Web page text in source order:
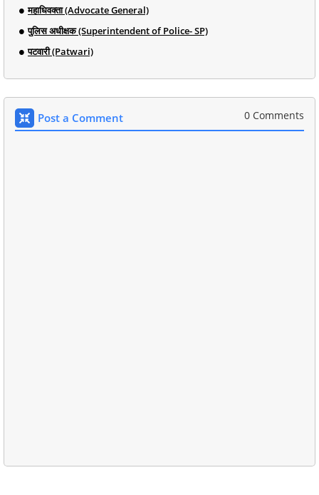
महाधिवक्ता (Advocate General)
पुलिस अधीक्षक (Superintendent of Police- SP)
पटवारी (Patwari)
Post a Comment 0 Comments